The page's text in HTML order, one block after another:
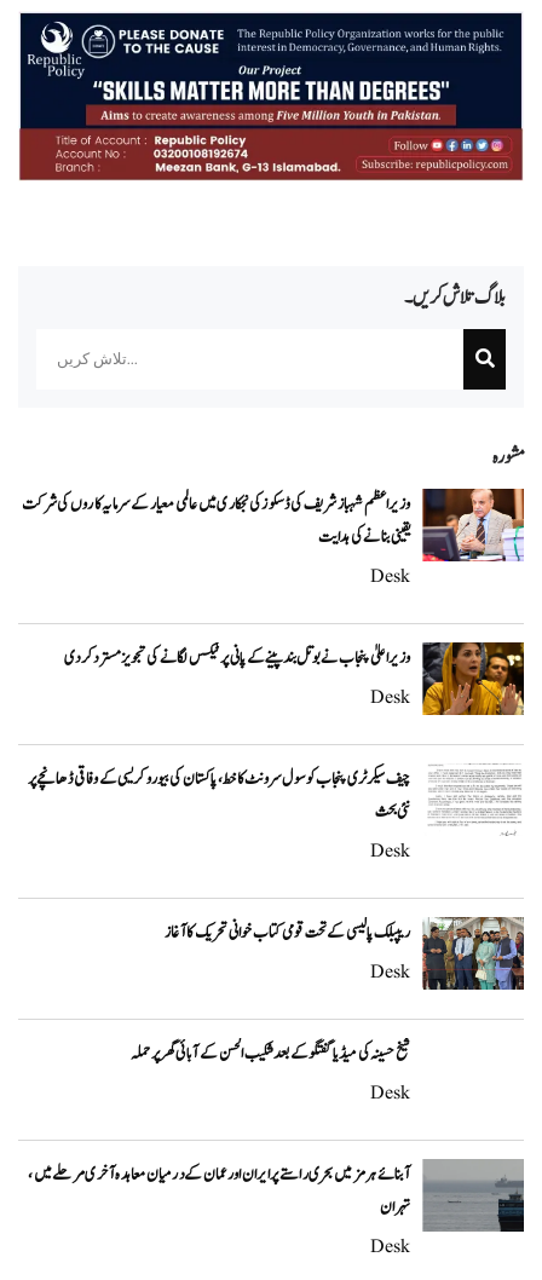
بلاگ تلاش کریں۔
مشورہ
وزیراعظم شہباز شریف کی ڈسکوز کی نجکاری میں عالمی معیار کے سرمایہ کاروں کی شرکت
یقینی بنانے کی ہدایت
Desk
وزیراعلیٰ پنجاب نے بوتل بند پینے کے پانی پر ٹیکس لگانے کی تجویز مسترد کر دی
Desk
چیف سیکرٹری پنجاب کو سول سرونٹ کا خط، پاکستان کی بیوروکریسی کے وفاقی ڈھانچے پر
نئی بحث
Desk
ریپبلک پالیسی کے تحت قومی کتاب خوانی تحریک کا آغاز
Desk
شیخ حسینہ کی میڈیا گفتگو کے بعد شکیب الحسن کے آبائی گھر پر حملہ
Desk
آبنائے ہرمز میں بحری راستے پر ایران اور عمان کے درمیان معاہدہ آخری مرحلے میں،
تہران
Desk